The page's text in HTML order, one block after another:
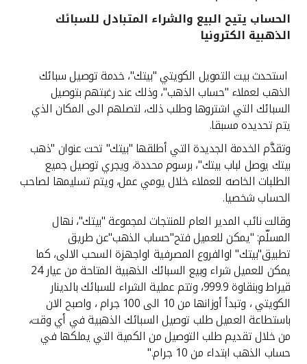
القنوات المصرفية
خدمات ما بعد البيع
اتصل بنا
مواقع الفروع وأجهزة الصرف الآلي
ألمانيا
ماليزيا
تركيا
مصر
الحساب يتيح البيع والشراء المتبادل للسبائك
الذهبية الكترونيا
استحدث بيت التمويل الكويتي "بيتك"، خدمة توصيل سبائك
الذهب لعملاء "حساب الذهب"، وذلك عند رغبتهم بتوصيل
السبائك التي اشتروها وطلب ذلك، لتصلهم الى المكان الذي
يتم تحديده مسبقا.
وتقدَّم الخدمة الجديدة التي أطلقها "بيتك" تحت عنوان "ذهب
بيتك يوصل لباب بيتك"، برسوم محددة، ويجري توصيل جميع
الطلبات الخاصه للعملاء خلال يومي عمل، ويتم تسليمها لصاحب
الحساب شخصيا.
وقالت نائب المدير العام للمنتجات لمجموعة "بيتك"، نهال
المسلّم: "يمكن للعميل فتح"حساب الذهب"عن طريق
تطبيق"بيتك" اوالفروع المصرفية اواجهزة السحب الالى، كما
يمكن للعميل شراء وبيع السبائك الذهبية المتاحة من عيار 24
قيراط وبنقاوة 999.9، وتتم عملية الشراء للسبائك بالدينار
الكويتي ، وتبدأ أوزانها من 10 الى 100 جرام ، واصبح الان
باستطاعة العميل طلب توصيل السبائك الذهبية في أي وقت،
من خلال تقديم طلب التوصيل من الكمية التي يملكها في
حساب الذهب ابتداء من 10 جرام."